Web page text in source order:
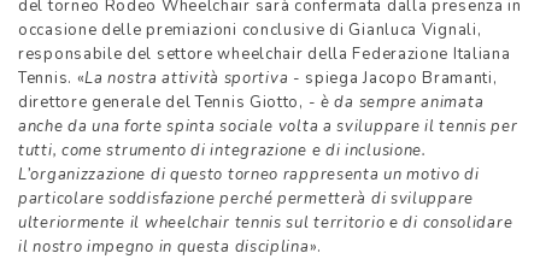
del torneo Rodeo Wheelchair sarà confermata dalla presenza in
occasione delle premiazioni conclusive di Gianluca Vignali,
responsabile del settore wheelchair della Federazione Italiana
Tennis. «La nostra attività sportiva - spiega Jacopo Bramanti,
direttore generale del Tennis Giotto, - è da sempre animata
anche da una forte spinta sociale volta a sviluppare il tennis per
tutti, come strumento di integrazione e di inclusione.
L’organizzazione di questo torneo rappresenta un motivo di
particolare soddisfazione perché permetterà di sviluppare
ulteriormente il wheelchair tennis sul territorio e di consolidare
il nostro impegno in questa disciplina».